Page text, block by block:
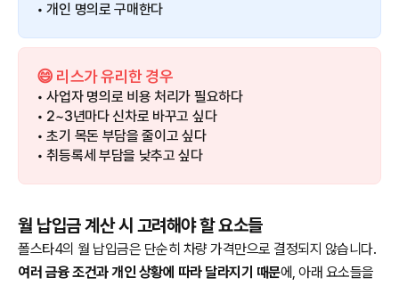
• 개인 명의로 구매한다
😄 리스가 유리한 경우
• 사업자 명의로 비용 처리가 필요하다
• 2~3년마다 신차로 바꾸고 싶다
• 초기 목돈 부담을 줄이고 싶다
• 취등록세 부담을 낮추고 싶다
월 납입금 계산 시 고려해야 할 요소들
폴스타4의 월 납입금은 단순히 차량 가격만으로 결정되지 않습니다.
여러 금융 조건과 개인 상황에 따라 달라지기 때문에, 아래 요소들을